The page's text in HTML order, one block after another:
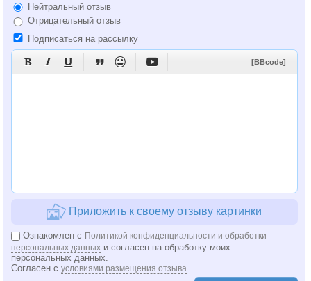
Нейтральный отзыв
Отрицательный отзыв
Подписаться на рассылку
      [BBcode]
Приложить к своему отзыву картинки
Ознакомлен с Политикой конфиденциальности и обработки
персональных данных и согласен на обработку моих
персональных данных.
Согласен с условиями размещения отзыва